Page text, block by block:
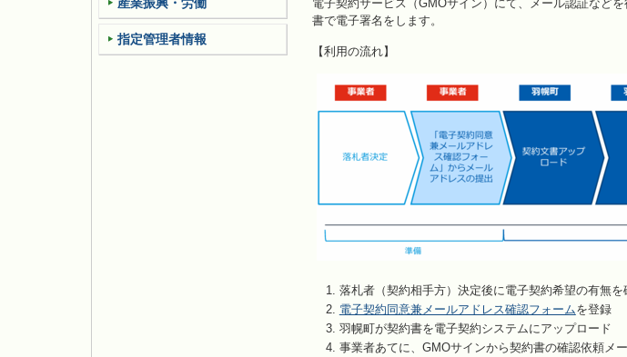
電子契約サービス（GMOサイン）にて、メール認証など
書で電子署名をします。
【利用の流れ】
落札者（契約相手方）決定後に電子契約希望の有無を
電子契約同意兼メールアドレス確認フォームを登録
羽幌町が契約書を電子契約システムにアップロード
事業者あてに、GMOサインから契約書の確認依頼メー
指定管理者情報